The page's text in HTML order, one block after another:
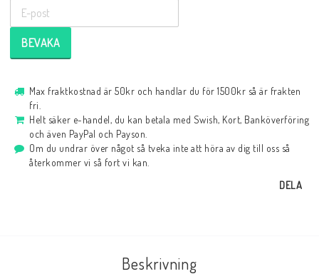
BEVAKA
Max fraktkostnad är 50kr och handlar du för 1500kr så är frakten
fri.
Helt säker e-handel, du kan betala med Swish, Kort, Banköverföring
och även PayPal och Payson.
Om du undrar över något så tveka inte att höra av dig till oss så
återkommer vi så fort vi kan.
DELA
Beskrivning